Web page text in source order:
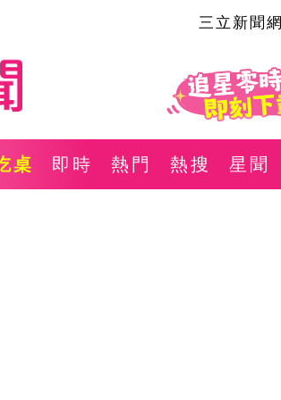
三立新聞網
桌 即時 熱門 熱搜 星聞